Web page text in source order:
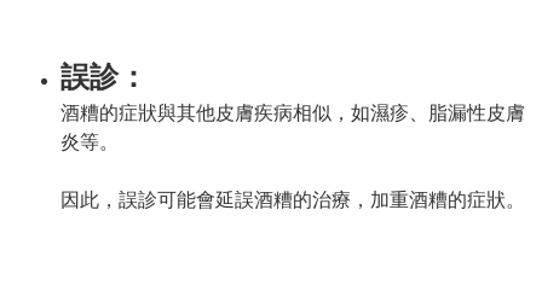
誤診：
酒糟的症狀與其他皮膚疾病相似，如濕疹、脂漏性皮膚
炎等。
因此，誤診可能會延誤酒糟的治療，加重酒糟的症狀。